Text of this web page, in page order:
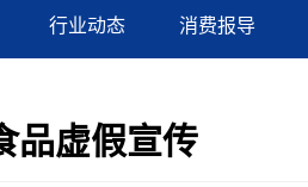
行业动态 消费报导
品虚假宣传